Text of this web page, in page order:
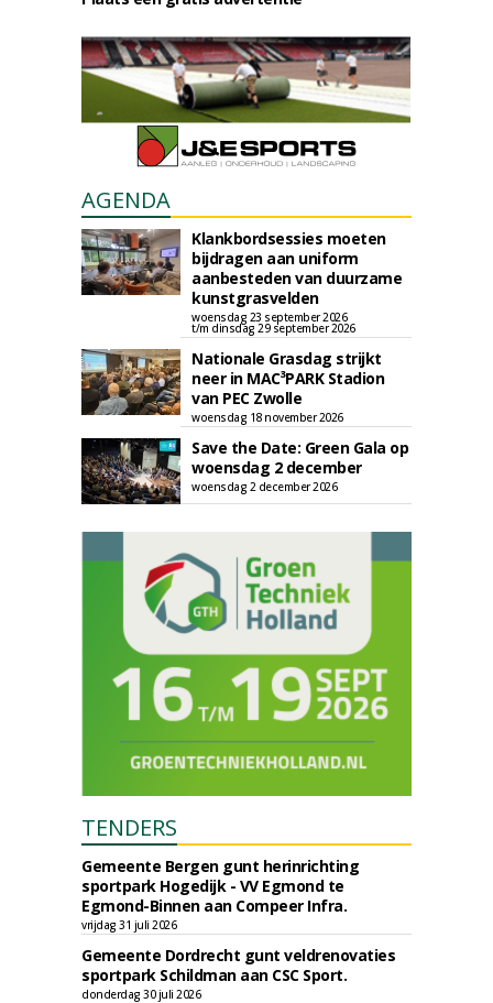
AGENDA
Klankbordsessies moeten
bijdragen aan uniform
aanbesteden van duurzame
kunstgrasvelden
woensdag 23 september 2026
t/m dinsdag 29 september 2026
Nationale Grasdag strijkt
neer in MAC³PARK Stadion
van PEC Zwolle
woensdag 18 november 2026
Save the Date: Green Gala op
woensdag 2 december
woensdag 2 december 2026
TENDERS
Gemeente Bergen gunt herinrichting
sportpark Hogedijk - VV Egmond te
Egmond-Binnen aan Compeer Infra.
vrijdag 31 juli 2026
Gemeente Dordrecht gunt veldrenovaties
sportpark Schildman aan CSC Sport.
donderdag 30 juli 2026